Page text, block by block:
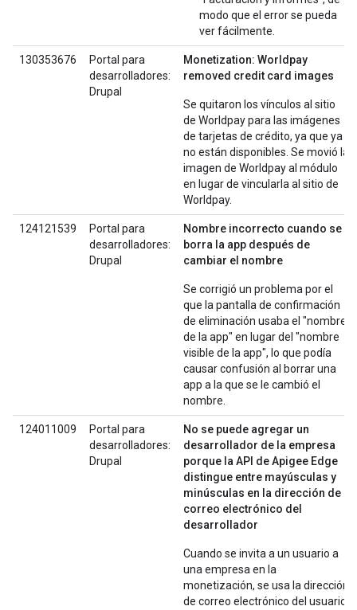
modo que el error se pueda
ver fácilmente.
130353676
Portal para
desarrolladores:
Drupal
Monetization: Worldpay
removed credit card images
Se quitaron los vínculos al sitio
de Worldpay para las imágenes
de tarjetas de crédito, ya que ya
no están disponibles. Se movió la
imagen de Worldpay al módulo
en lugar de vincularla al sitio de
Worldpay.
124121539
Portal para
desarrolladores:
Drupal
Nombre incorrecto cuando se
borra la app después de
cambiar el nombre
Se corrigió un problema por el
que la pantalla de confirmación
de eliminación usaba el "nombre
de la app" en lugar del "nombre
visible de la app", lo que podía
causar confusión al borrar una
app a la que se le cambió el
nombre.
124011009
Portal para
desarrolladores:
Drupal
No se puede agregar un
desarrollador de la empresa
porque la API de Apigee Edge
distingue entre mayúsculas y
minúsculas en la dirección de
correo electrónico del
desarrollador
Cuando se invita a un usuario a
una empresa en la
monetización, se usa la dirección
de correo electrónico del usuario